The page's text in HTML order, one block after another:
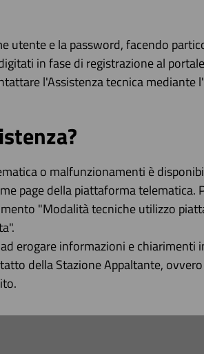
utente e la password, facendo
in fase di registrazione al
l'Assistenza tecnica
o malfunzionamenti è
page della piattaforma
"Modalità tecniche utilizzo
erogare informazioni e chiarimenti
della Stazione Appaltante,